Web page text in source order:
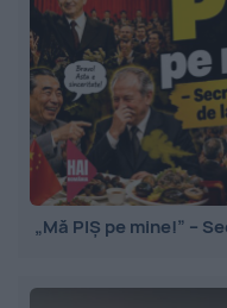
„Mă PIȘ pe mine!” –